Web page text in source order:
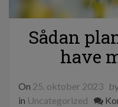
Sådan
have
On 25. oktober 2023
in Uncategorized